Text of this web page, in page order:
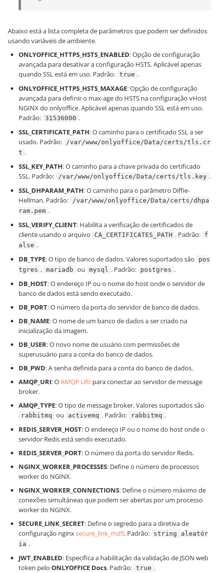
Abaixo está a lista completa de parâmetros que podem ser definidos
usando variáveis de ambiente.
ONLYOFFICE_HTTPS_HSTS_ENABLED: Opção de configuração
avançada para desativar a configuração HSTS. Aplicável apenas
quando SSL está em uso. Padrão: true .
ONLYOFFICE_HTTPS_HSTS_MAXAGE: Opção de configuração
avançada para definir o max-age do HSTS na configuração vHost
NGINX do onlyoffice. Aplicável apenas quando SSL está em uso.
Padrão: 31536000 .
SSL_CERTIFICATE_PATH: O caminho para o certificado SSL a ser
usado. Padrão: /var/www/onlyoffice/Data/certs/tls.cr
t .
SSL_KEY_PATH: O caminho para a chave privada do certificado
SSL. Padrão: /var/www/onlyoffice/Data/certs/tls.key .
SSL_DHPARAM_PATH: O caminho para o parâmetro Diffie-
Hellman. Padrão: /var/www/onlyoffice/Data/certs/dhpa
ram.pem .
SSL_VERIFY_CLIENT: Habilita a verificação de certificados de
cliente usando o arquivo
CA_CERTIFICATES_PATH . Padrão: f
alse .
DB_TYPE: O tipo de banco de dados. Valores suportados são
pos
tgres , mariadb ou mysql . Padrão: postgres .
DB_HOST: O endereço IP ou o nome do host onde o servidor de
banco de dados está sendo executado.
DB_PORT: O número da porta do servidor de banco de dados.
DB_NAME: O nome de um banco de dados a ser criado na
inicialização da imagem.
DB_USER: O novo nome de usuário com permissões de
superusuário para a conta do banco de dados.
DB_PWD: A senha definida para a conta do banco de dados.
AMQP_URI: OAMQP URI para conectar ao servidor de message
broker.
AMQP_TYPE: O tipo de message broker. Valores suportados são
rabbitmq ou activemq . Padrão: rabbitmq .
REDIS_SERVER_HOST: O endereço IP ou o nome do host onde o
servidor Redis está sendo executado.
REDIS_SERVER_PORT: O número da porta do servidor Redis.
NGINX_WORKER_PROCESSES: Define o número de processos
worker do NGINX.
NGINX_WORKER_CONNECTIONS: Define o número máximo de
conexões simultâneas que podem ser abertas por um processo
worker do NGINX.
SECURE_LINK_SECRET: Define o segredo para a diretiva de
configuração nginxsecure_link_md5. Padrão: string aleatór
ia .
JWT_ENABLED: Especifica a habilitação da validação de JSON web
token pelo ONLYOFFICE Docs. Padrão: true .